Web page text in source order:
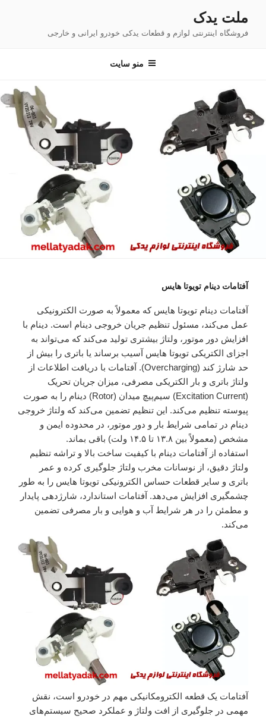
محتوا
ملت یدک
فروشگاه اینترنتی لوازم و قطعات یدکی خودرو ایرانی و خارجی
منو سایت
آفتامات دینام تویوتا هایس
آفتامات دینام تویوتا هایس که معمولاً به صورت الکترونیکی
عمل می‌کند، مسئول تنظیم جریان خروجی دینام است. دینام با
افزایش دور موتور، ولتاژ بیشتری تولید می‌کند که می‌تواند به
اجزای الکتریکی تویوتا هایس آسیب برساند یا باتری را بیش از
حد شارژ کند (Overcharging). آفتامات با دریافت اطلاعات از
ولتاژ باتری و بار الکتریکی مصرفی، میزان جریان تحریک
(Excitation Current) سیم‌پیچ میدان (Rotor) دینام را به صورت
پیوسته تنظیم می‌کند. این تنظیم تضمین می‌کند که ولتاژ خروجی
دینام در تمامی شرایط بار و دور موتور، در محدوده ایمن و
مشخص (معمولاً بین ۱۳.۸ تا ۱۴.۵ ولت) باقی بماند.
استفاده از آفتامات دینام با کیفیت ساخت بالا و تراشه تنظیم
ولتاژ دقیق، از نوسانات مخرب ولتاژ جلوگیری کرده و عمر
باتری و سایر قطعات حساس الکترونیکی تویوتا هایس را به طور
چشمگیری افزایش می‌دهد. آفتامات استاندارد، شارژدهی پایدار
و مطمئن را در هر شرایط آب و هوایی و بار مصرفی تضمین
می‌کند.
آفتامات یک قطعه الکترومکانیکی مهم در خودرو است، نقش
مهمی در جلوگیری از افت ولتاژ و عملکرد صحیح سیستم‌های